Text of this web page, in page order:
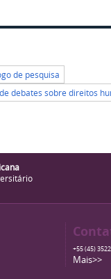
de pesquisa
debates sobre direitos
+55 (45)
Mais>>